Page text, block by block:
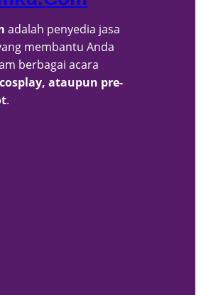
adalah penyedia jasa
membantu Anda
berbagai acara
ataupun pre-
.